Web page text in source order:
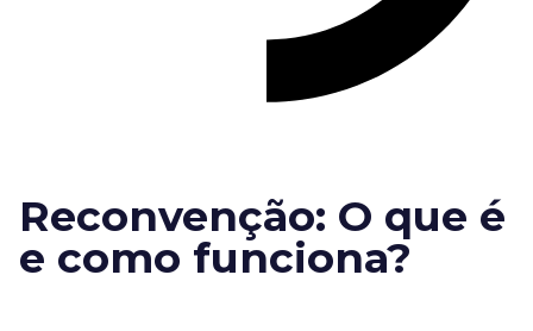
Reconvenção: O que é
e como funciona?